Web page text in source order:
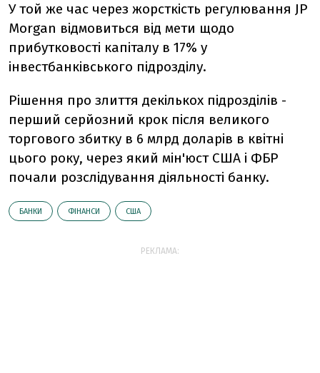
У той же час через жорсткість регулювання JP
Morgan відмовиться від мети щодо
прибутковості капіталу в 17% у
інвестбанківського підрозділу.
Рішення про злиття декількох підрозділів -
перший серйозний крок після великого
торгового збитку в 6 млрд доларів в квітні
цього року, через який мін'юст США і ФБР
почали розслідування діяльності банку.
БАНКИ ФІНАНСИ США
РЕКЛАМА: